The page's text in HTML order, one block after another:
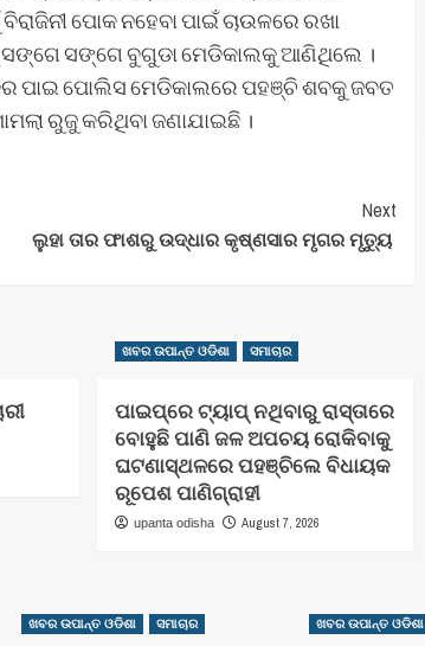
ପୋକ ନହେବା ପାଇଁ ଚାଉଳରେ ରଖା
ସଙ୍ଗେ ସଙ୍ଗେ ବୁଗୁଡା ମେଡିକାଲକୁ ଆଣିଥିଲେ ।
ପାଇ ପୋଲିସ ମେଡିକାଲରେ ପହଞ୍ଚି ଶବକୁ ଜବତ
ରୁଜୁ କରିଥିବା ଜଣାଯାଇଛି ।
Next
ଲୁହା ତାର ଫାଶରୁ ଉଦ୍ଧାର କୃଷ୍ଣସାର ମୃଗର ମୃତ୍ୟୁ
ଖବର ଉପାନ୍ତ ଓଡିଶା ସମାଚାର
ପାଇପ୍‌ରେ ଟ୍ୟାପ୍‌ ନଥିବାରୁ ରାସ୍ତାରେ
ବୋହୁଛି ପାଣି ଜଳ ଅପଚୟ ରୋକିବାକୁ
ଘଟଣାସ୍ଥଳରେ ପହଞ୍ଚିଲେ ବିଧାୟକ
ରୂପେଶ ପାଣିଗ୍ରାହୀ
upanta odisha August 7, 2026
ଖବର ଉପାନ୍ତ ଓଡିଶା ସମାଚାର ଖବର ଉପାନ୍ତ ଓଡିଶା